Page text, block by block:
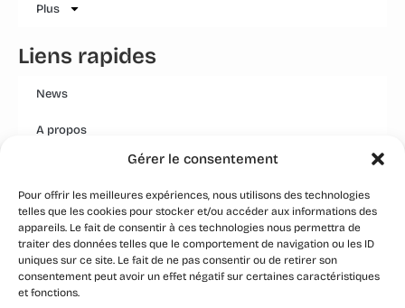
Gérer le consentement
Pour offrir les meilleures expériences, nous utilisons des technologies
telles que les cookies pour stocker et/ou accéder aux informations des
appareils. Le fait de consentir à ces technologies nous permettra de
traiter des données telles que le comportement de navigation ou les ID
uniques sur ce site. Le fait de ne pas consentir ou de retirer son
consentement peut avoir un effet négatif sur certaines caractéristiques
et fonctions.
Plus
Liens rapides
News
A propos
Mentions légales
Conditions générales
Politique Qualité Groupe
Event